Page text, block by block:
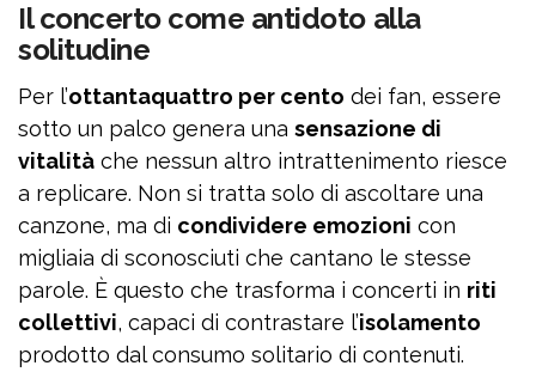
Il concerto come antidoto alla
solitudine
Per l’ottantaquattro per cento dei fan, essere
sotto un palco genera una sensazione di
vitalità che nessun altro intrattenimento riesce
a replicare. Non si tratta solo di ascoltare una
canzone, ma di condividere emozioni con
migliaia di sconosciuti che cantano le stesse
parole. È questo che trasforma i concerti in riti
collettivi, capaci di contrastare l’isolamento
prodotto dal consumo solitario di contenuti.